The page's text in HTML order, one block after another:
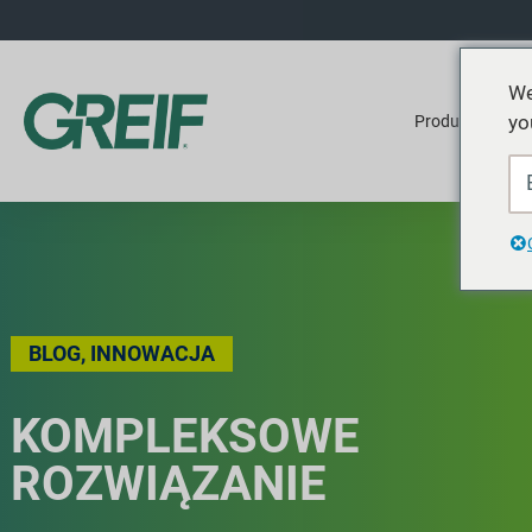
Produkty
BLOG, INNOWACJA
KOMPLEKSOWE
ROZWIĄZANIE